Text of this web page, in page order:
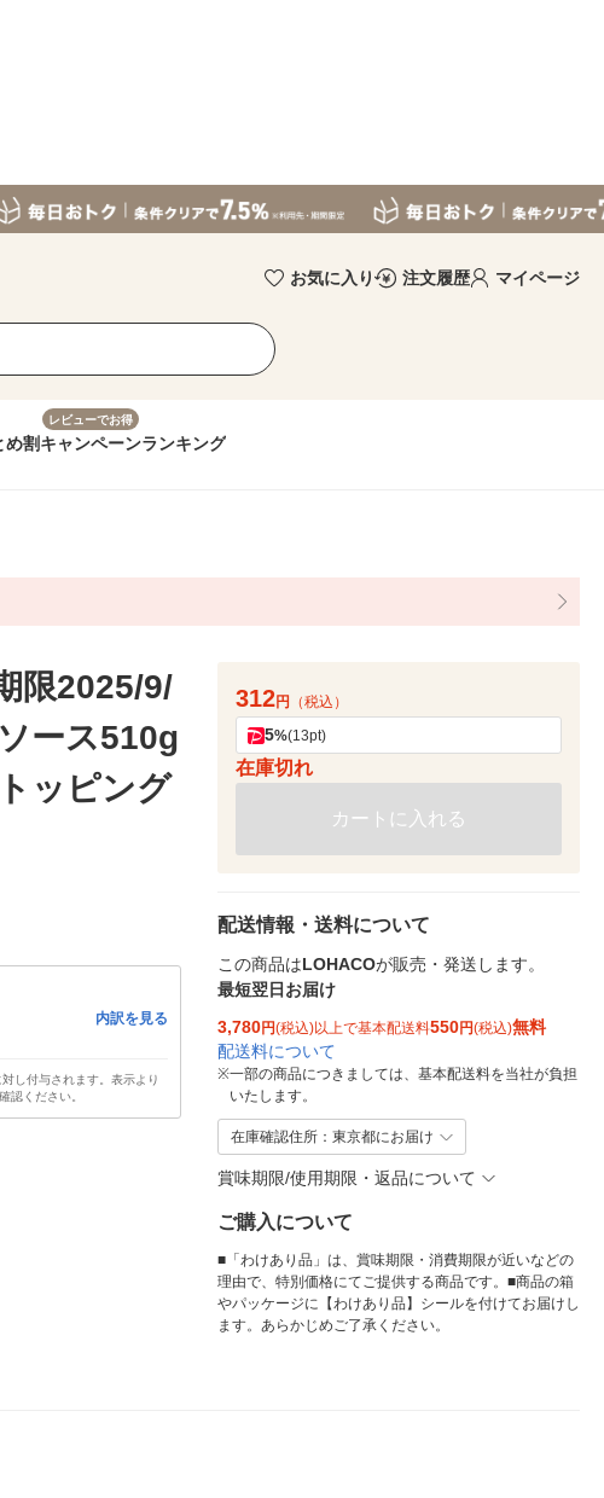
お気に入り 注文履歴 マイページ
め割
レビューでお得
キャンペーンランキング
限2025/9/
ース510g
ッピング
内訳を見る
し付与されます。表示より
認ください。
312円 （税込）
5%(13pt)
在庫切れ
カートに入れる
配送情報・送料について
この商品はLOHACOが販売・発送します。
最短翌日お届け
3,780円(税込)以上で基本配送料550円(税込)無料
配送料について
※一部の商品につきましては、基本配送料を当社が負担
いたします。
在庫確認住所：東京都にお届け
賞味期限/使用期限・返品について
ご購入について
■「わけあり品」は、賞味期限・消費期限が近いなどの
理由で、特別価格にてご提供する商品です。■商品の箱
やパッケージに【わけあり品】シールを付けてお届けし
ます。あらかじめご了承ください。